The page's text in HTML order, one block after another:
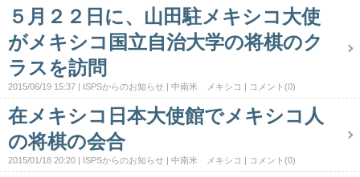
５月２２日に、山田駐メキシコ大使
がメキシコ国立自治大学の将棋のク
ラスを訪問
2015/06/19 15:37 ISPSからのお知らせ 中南米 メキシコ コメント(0)
在メキシコ日本大使館でメキシコ人
の将棋の会合
2015/01/18 20:20 ISPSからのお知らせ 中南米 メキシコ コメント(0)